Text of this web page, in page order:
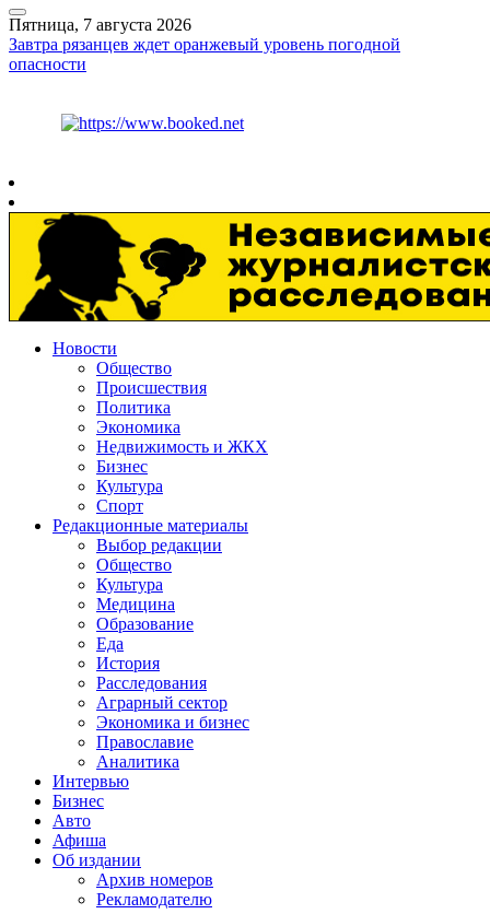
Пятница, 7 августа 2026
Завтра рязанцев ждет оранжевый уровень погодной
опасности
Новости
Общество
Происшествия
Политика
Экономика
Недвижимость и ЖКХ
Бизнес
Культура
Спорт
Редакционные материалы
Выбор редакции
Общество
Культура
Медицина
Образование
Еда
История
Расследования
Аграрный сектор
Экономика и бизнес
Православие
Аналитика
Интервью
Бизнес
Авто
Афиша
Об издании
Архив номеров
Рекламодателю